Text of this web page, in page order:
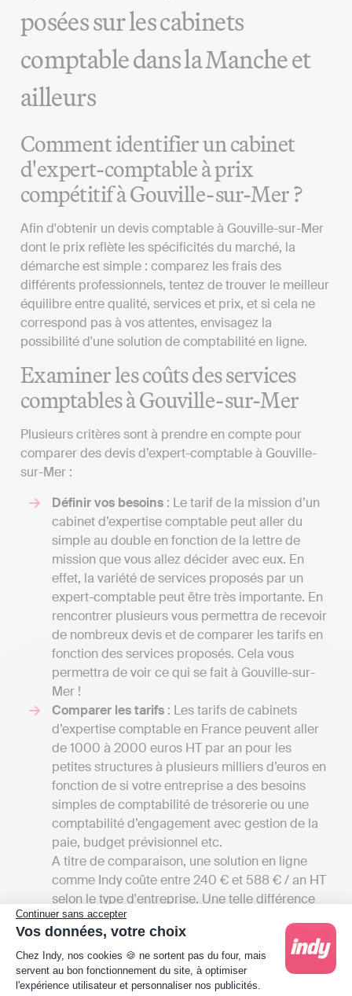
Continuer sans accepter
Vos données, votre choix
Plateforme de Gestion du Consentement :
Chez Indy, nos cookies 🍪 ne sortent pas du four, mais
servent au bon fonctionnement du site, à optimiser
l'expérience utilisateur et personnaliser nos publicités.
posées sur les cabinets
comptable dans la Manche et
ailleurs
Comment identifier un cabinet
d'expert-comptable à prix
compétitif à Gouville-sur-Mer ?
Afin d'obtenir un devis comptable à Gouville-sur-Mer
dont le prix reflète les spécificités du marché, la
démarche est simple : comparez les frais des
différents professionnels, tentez de trouver le meilleur
équilibre entre qualité, services et prix, et si cela ne
correspond pas à vos attentes, envisagez la
possibilité d'une solution de comptabilité en ligne.
Examiner les coûts des services
comptables à Gouville-sur-Mer
Plusieurs critères sont à prendre en compte pour
comparer des devis d’expert-comptable à Gouville-
sur-Mer :
Définir vos besoins : Le tarif de la mission d’un
cabinet d’expertise comptable peut aller du
simple au double en fonction de la lettre de
mission que vous allez décider avec eux. En
effet, la variété de services proposés par un
expert-comptable peut être très importante. En
rencontrer plusieurs vous permettra de recevoir
de nombreux devis et de comparer les tarifs en
fonction des services proposés. Cela vous
permettra de voir ce qui se fait à Gouville-sur-
Mer !
Comparer les tarifs : Les tarifs de cabinets
d’expertise comptable en France peuvent aller
de 1000 à 2000 euros HT par an pour les
petites structures à plusieurs milliers d’euros en
fonction de si votre entreprise a des besoins
simples de comptabilité de trésorerie ou une
comptabilité d’engagement avec gestion de la
paie, budget prévisionnel etc.
A titre de comparaison, une solution en ligne
comme Indy coûte entre 240 € et 588 € / an HT
selon le type d'entreprise. Une telle différence
de prix s'explique par la différence de
prestation. Indy assiste les clients dans la
gestion de leur comptabilité, tandis que l'expert
comptable réalise toutes les démarches pour le